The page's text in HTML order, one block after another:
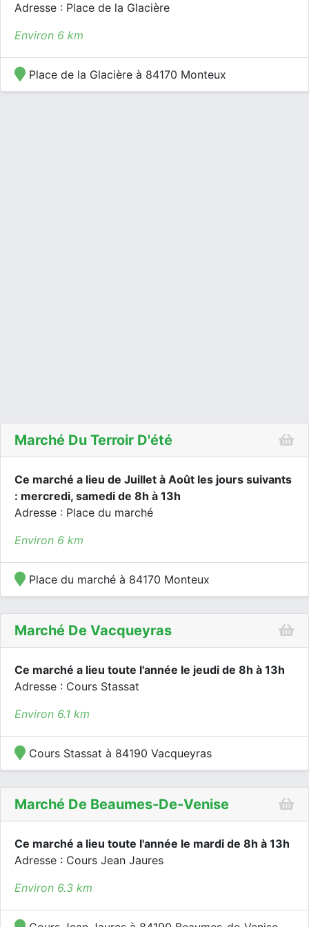
Adresse : Place de la Glacière
Environ 6 km
Place de la Glacière à 84170 Monteux
Marché Du Terroir D'été
Ce marché a lieu de Juillet à Août les jours suivants
: mercredi, samedi de 8h à 13h
Adresse : Place du marché
Environ 6 km
Place du marché à 84170 Monteux
Marché De Vacqueyras
Ce marché a lieu toute l'année le jeudi de 8h à 13h
Adresse : Cours Stassat
Environ 6.1 km
Cours Stassat à 84190 Vacqueyras
Marché De Beaumes-De-Venise
Ce marché a lieu toute l'année le mardi de 8h à 13h
Adresse : Cours Jean Jaures
Environ 6.3 km